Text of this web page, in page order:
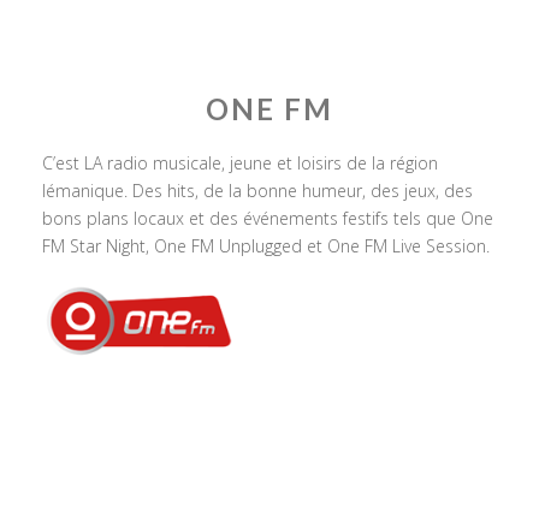
ONE FM
C’est LA radio musicale, jeune et loisirs de la région
lémanique. Des hits, de la bonne humeur, des jeux, des
bons plans locaux et des événements festifs tels que One
FM Star Night, One FM Unplugged et One FM Live Session.